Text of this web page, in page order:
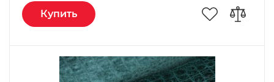
Купить